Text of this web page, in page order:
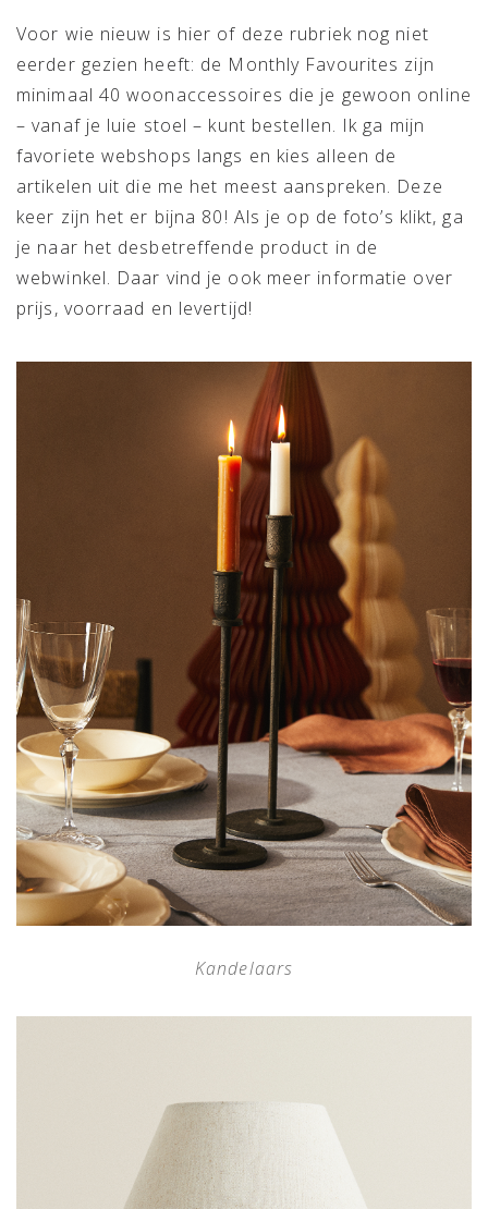
Voor wie nieuw is hier of deze rubriek nog niet
eerder gezien heeft: de Monthly Favourites zijn
minimaal 40 woonaccessoires die je gewoon online
– vanaf je luie stoel – kunt bestellen. Ik ga mijn
favoriete webshops langs en kies alleen de
artikelen uit die me het meest aanspreken. Deze
keer zijn het er bijna 80! Als je op de foto’s klikt, ga
je naar het desbetreffende product in de
webwinkel. Daar vind je ook meer informatie over
prijs, voorraad en levertijd!
Kandelaars